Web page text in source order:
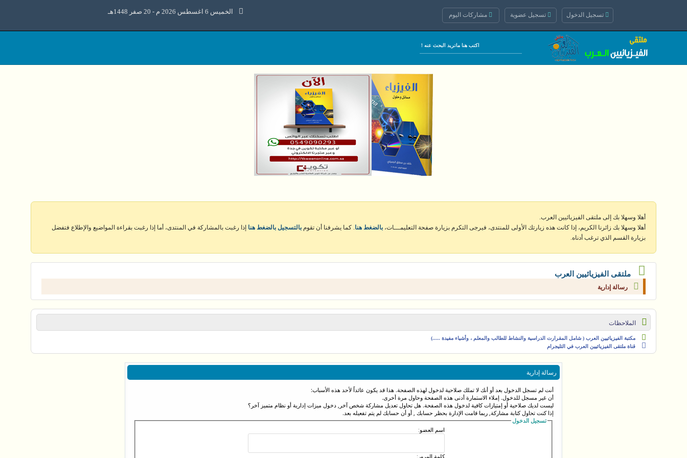
تسجيل الدخول تسجيل عضوية مشاركات اليوم الخميس 6 اغسطس 2026 م - 20 صفر 1448هـ
أهلا وسهلا بك إلى ملتقى الفيزيائيين العرب.
أهلا وسهلا بك زائرنا الكريم، إذا كانت هذه زيارتك الأولى للمنتدى، فيرجى التكرم بزيارة صفحة التعليمـــات، بالضغط هنا . كما يشرفنا أن تقوم بالتسجيل بالضغط هنا إذا رغبت بالمشاركة في المنتدى، أما إذا رغبت بقراءة المواضيع والإطلاع فتفضل
بزيارة القسم الذي ترغب أدناه.
ملتقى الفيزيائيين العرب
رسالة إدارية
الملاحظات
مكتبة الفيزيائيين العرب ( شامل المقرارت الدراسية والنشاط للطالب والمعلم ، وأشياء مفيدة .....)
قناة ملتقى الفيزيائيين العرب في التليجرام
رسالة إدارية
أنت لم تسجل الدخول بعد أو أنك لا تملك صلاحية لدخول لهذه الصفحة. هذا قد يكون عائداً لأحد هذه الأسباب:
أن غير مسجل للدخول. إملاء الاستمارة أدنى هذه الصفحة وحاول مرة أخرى.
ليست لديك صلاحية أو إمتيازات كافية لدخول هذه الصفحة. هل تحاول تعديل مشاركة شخص آخر, دخول ميزات إدارية أو نظام متميز آخر؟
إذا كنت تحاول كتابة مشاركة, ربما قامت الإدارة بحظر حسابك , أو أن حسابك لم يتم تفعيله بعد.
تسجيل الدخول
اسم العضو:
كلمة المرور: